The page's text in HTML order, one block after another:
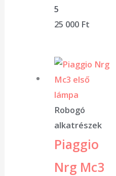
5
25 000 Ft
Robogó
alkatrészek
Piaggio
Nrg Mc3